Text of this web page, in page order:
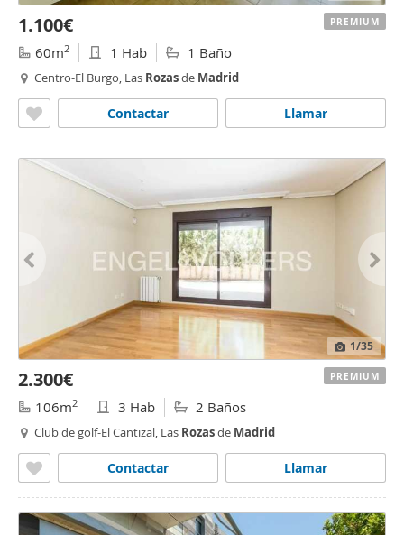
1.100€
60m2 1 Hab 1 Baño
Centro-El Burgo, Las Rozasde Madrid
Llamar
Contactar
PREMIUM
1/35
2.300€
106m2 3 Hab 2 Baños
Club de golf-El Cantizal, Las Rozasde Madrid
Llamar
Contactar
PREMIUM